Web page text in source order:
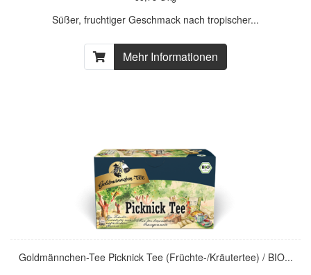
Süßer, fruchtiger Geschmack nach tropischer...
Mehr Informationen
Goldmännchen-Tee Picknick Tee (Früchte-/Kräutertee) / BIO...